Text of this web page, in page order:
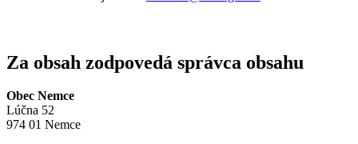
Za obsah zodpovedá správca obsahu
Obec Nemce
Lúčna 52
974 01 Nemce